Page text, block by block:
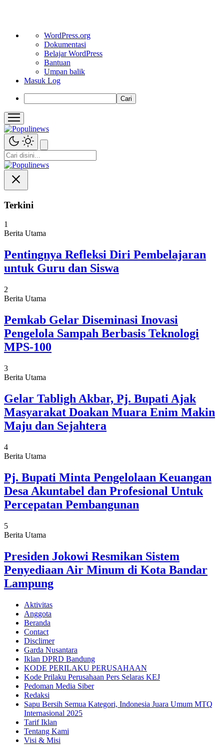
Tentang
WordPress
WordPress.org
Dokumentasi
Belajar WordPress
Bantuan
Umpan balik
Masuk Log
Cari
Terkini
1
Berita Utama
Pentingnya Refleksi Diri Pembelajaran
untuk Guru dan Siswa
2
Berita Utama
Pemkab Gelar Diseminasi Inovasi
Pengelola Sampah Berbasis Teknologi
MPS-100
3
Berita Utama
Gelar Tabligh Akbar, Pj. Bupati Ajak
Masyarakat Doakan Muara Enim Makin
Maju dan Sejahtera
4
Berita Utama
Pj. Bupati Minta Pengelolaan Keuangan
Desa Akuntabel dan Profesional Untuk
Percepatan Pembangunan
5
Berita Utama
Presiden Jokowi Resmikan Sistem
Penyediaan Air Minum di Kota Bandar
Lampung
Aktivitas
Anggota
Beranda
Contact
Disclimer
Garda Nusantara
Iklan DPRD Bandung
KODE PERILAKU PERUSAHAAN
Kode Prilaku Perusahaan Pers Selaras KEJ
Pedoman Media Siber
Redaksi
Sapu Bersih Semua Kategori, Indonesia Juara Umum MTQ
Internasional 2025
Tarif Iklan
Tentang Kami
Visi & Misi